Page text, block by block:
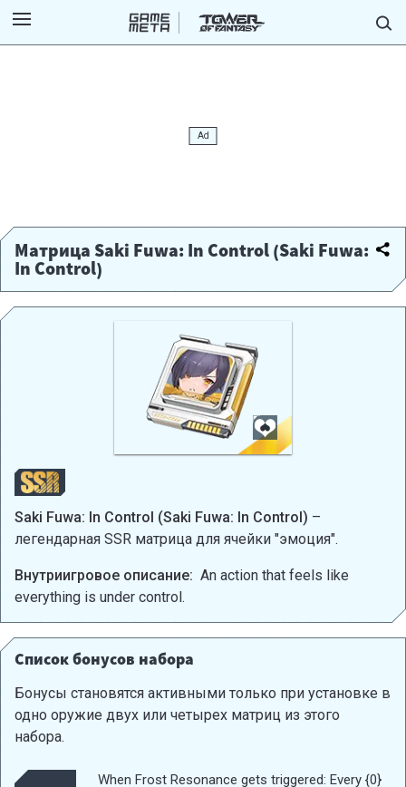
Матрица Saki Fuwa: In Control (Saki Fuwa:
In Control)
Saki Fuwa: In Control (Saki Fuwa: In Control) –
легендарная SSR матрица для ячейки "эмоция".
Внутриигровое описание: An action that feels like
everything is under control.
Список бонусов набора
Бонусы становятся активными только при установке в
одно оружие двух или четырех матриц из этого
набора.
When Frost Resonance gets triggered: Every {0}